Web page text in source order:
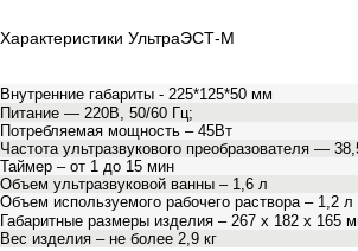
Характеристики УльтраЭСТ-М
Внутренние габариты - 225*125*50 мм
Питание — 220В, 50/60 Гц;
Потребляемая мощность – 45Вт
Частота ультразвукового преобразователя —
Таймер – от 1 до 15 мин
Объем ультразвуковой ванны – 1,6 л
Объем используемого рабочего раствора – 1,2 л
Габаритные размеры изделия – 267 х 182 х 165
Вес изделия – не более 2,9 кг